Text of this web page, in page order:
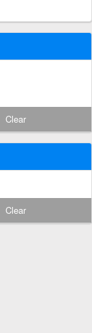
Clear
Clear